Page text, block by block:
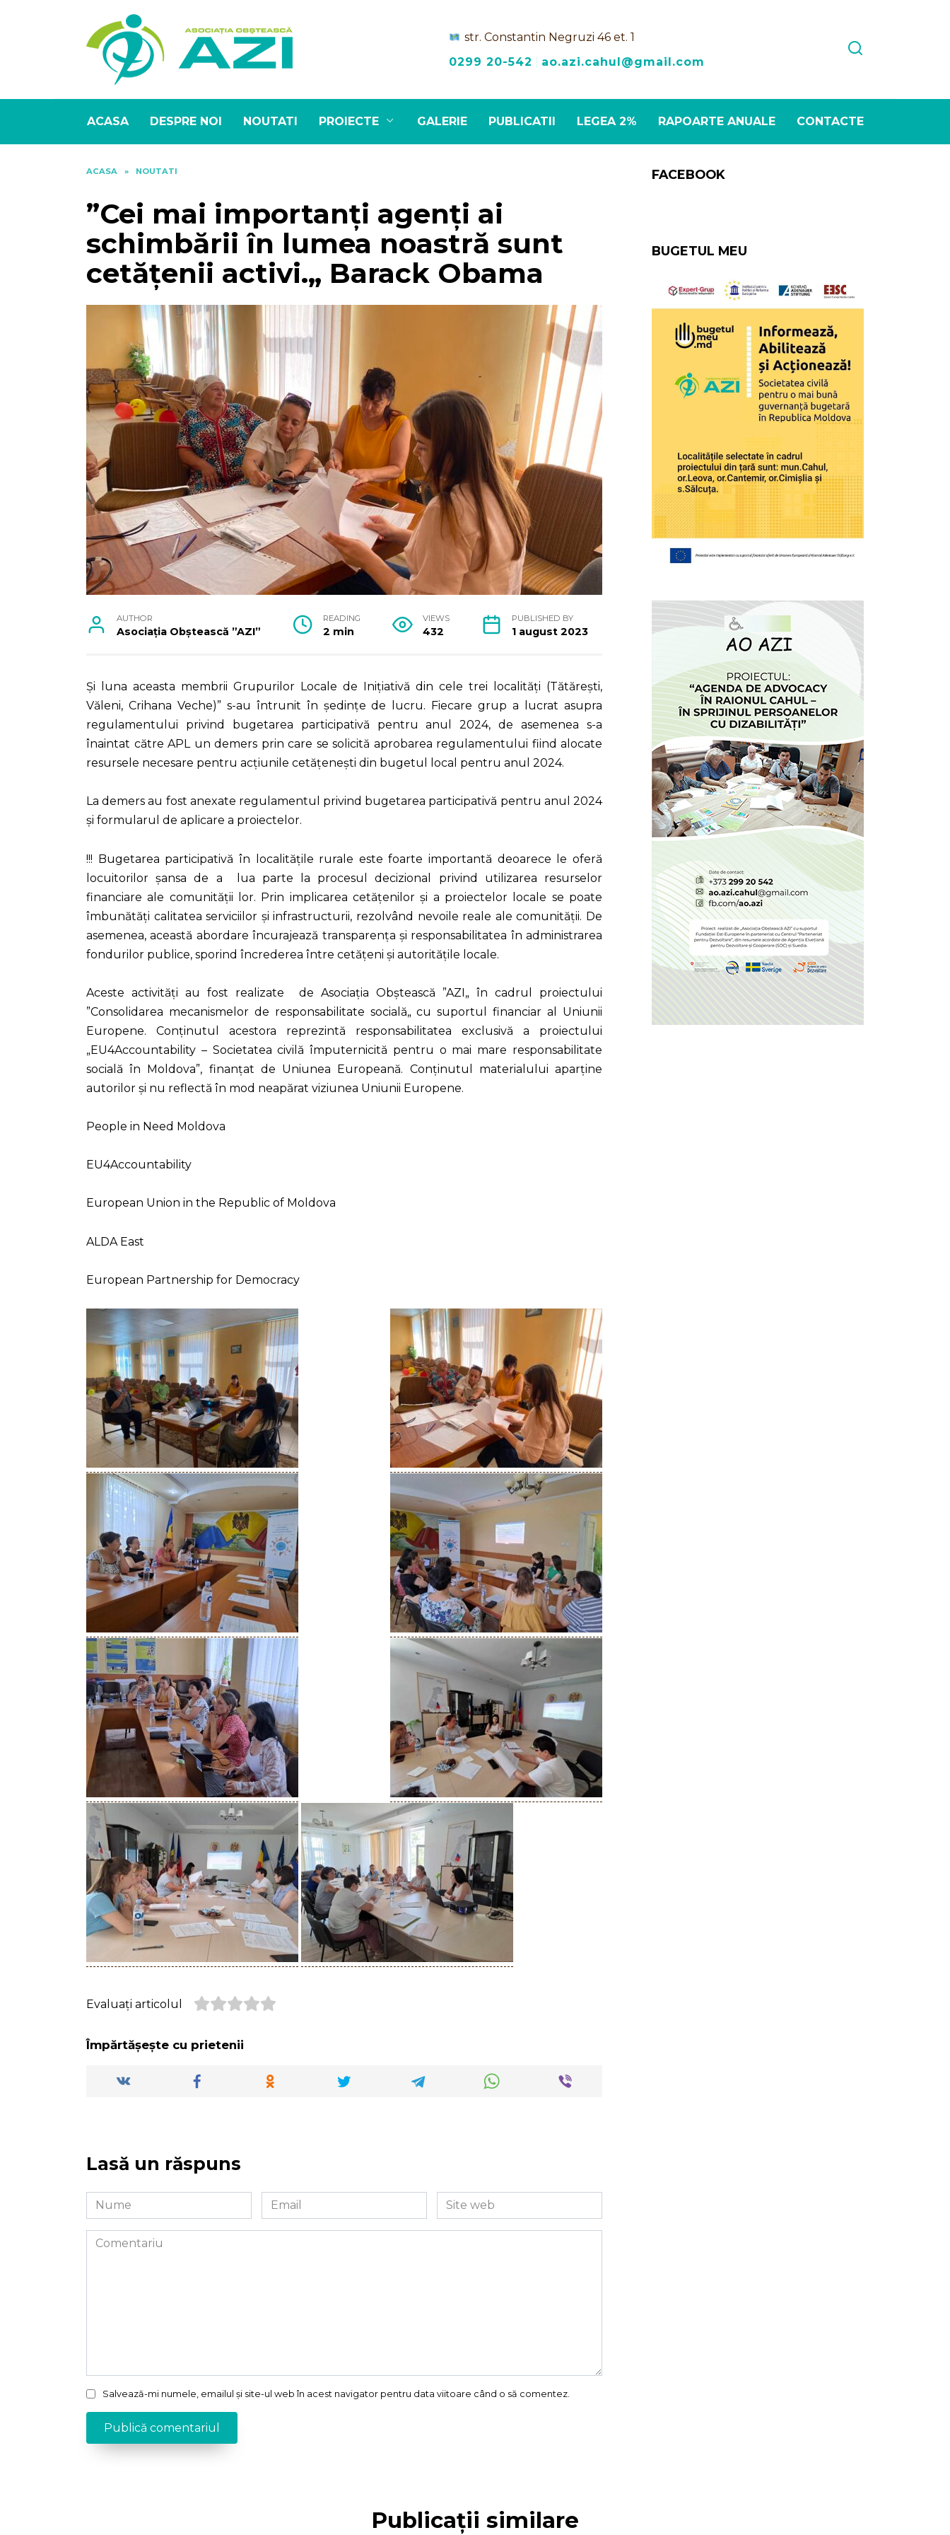
str. Constantin Negruzi 46 et. 1
0299 20-542
ao.azi.cahul@gmail.com
ACASA DESPRE NOI NOUTATI PROIECTE GALERIE PUBLICATII LEGEA 2% RAPOARTE ANUALE CONTACTE
ACASA » NOUTATI
”Cei mai importanți agenți ai
schimbării în lumea noastră sunt
cetățenii activi.„ Barack Obama
AUTHOR
Asociația Obștească ”AZI”
READING
2 min
VIEWS
432
PUBLISHED BY
1 august 2023
Și luna aceasta membrii Grupurilor Locale de Inițiativă din cele trei localități (Tătărești,
Văleni, Crihana Veche)” s-au întrunit în ședințe de lucru. Fiecare grup a lucrat asupra
regulamentului privind bugetarea participativă pentru anul 2024, de asemenea s-a
înaintat către APL un demers prin care se solicită aprobarea regulamentului fiind alocate
resursele necesare pentru acțiunile cetățenești din bugetul local pentru anul 2024.
La demers au fost anexate regulamentul privind bugetarea participativă pentru anul 2024
și formularul de aplicare a proiectelor.
!!! Bugetarea participativă în localitățile rurale este foarte importantă deoarece le oferă
locuitorilor șansa de a lua parte la procesul decizional privind utilizarea resurselor
financiare ale comunității lor. Prin implicarea cetățenilor și a proiectelor locale se poate
îmbunătăți calitatea serviciilor și infrastructurii, rezolvând nevoile reale ale comunității. De
asemenea, această abordare încurajează transparența și responsabilitatea în administrarea
fondurilor publice, sporind încrederea între cetățeni și autoritățile locale.
Aceste activități au fost realizate de Asociația Obștească ”AZI„ în cadrul proiectului
”Consolidarea mecanismelor de responsabilitate socială„ cu suportul financiar al Uniunii
Europene. Conținutul acestora reprezintă responsabilitatea exclusivă a proiectului
„EU4Accountability – Societatea civilă împuternicită pentru o mai mare responsabilitate
socială în Moldova”, finanțat de Uniunea Europeană. Conținutul materialului aparține
autorilor și nu reflectă în mod neapărat viziunea Uniunii Europene.
People in Need Moldova
EU4Accountability
European Union in the Republic of Moldova
ALDA East
European Partnership for Democracy
Evaluați articolul
Împărtășește cu prietenii
Lasă un răspuns
Nume
*
Email
*
Site
web
Comentariu
Salvează-mi numele, emailul și site-ul web în acest navigator pentru data viitoare când o să comentez.
FACEBOOK
BUGETUL MEU
Publicații similare